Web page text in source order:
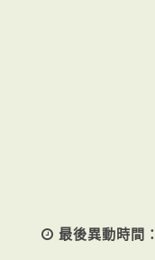
最後異動時間：